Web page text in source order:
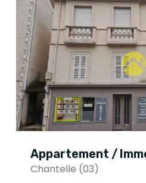
Appartement /
Chantelle (03)